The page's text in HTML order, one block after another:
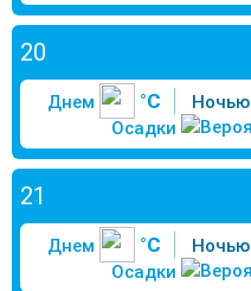
20
Днем °C Ночью
Осадки
21
Днем °C Ночью
Осадки